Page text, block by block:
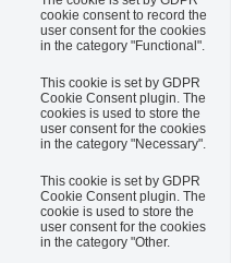
cookie consent to record the
user consent for the cookies
in the category "Functional".
This cookie is set by GDPR
Cookie Consent plugin. The
cookies is used to store the
user consent for the cookies
in the category "Necessary".
This cookie is set by GDPR
Cookie Consent plugin. The
cookie is used to store the
user consent for the cookies
in the category "Other.